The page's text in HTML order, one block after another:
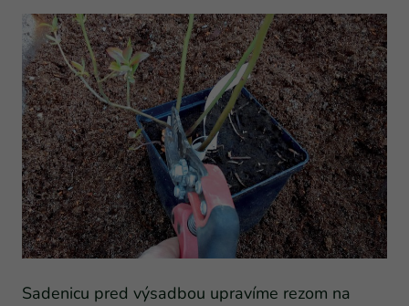
Sadenicu pred výsadbou upravíme rezom na